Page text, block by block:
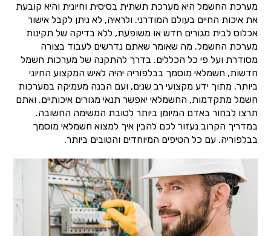
מערכת החשמל היא מערכת תשתית בסיסית וחיונית והיא קובעת
את איכות החיים בעולם המודרני. ולראיה, לא ניתן לקבל אישור
אכלוס לבית מגורים חדש או משופעת, ללא בדיקה של תקינות
מערכת החשמל. מה שאומר שאתם נדרשים לעבוד בצורה
מסודרת ועל פי כל הכללים. בדרך להתקנה של מערכות חשמל
חדשות, חשמלאי מוסמך בבלפוריה יהיה לאיש המקצוע החיוני
ביותר. מתוך ידע מקצועי רב שנים, ועם הבנה מעמיקה במערכות
חשמל מתקדמות, החשמלאי יאפשר תנאי מגורים איכותיים. ואתם
תרצו לבחור באדם המיומן ביותר לטובת המשימה החשובה.
במדריך הקרוב נעזור לכם להבין איך למצוא חשמלאי מוסמך
בבלפוריה. עם כל הטיפים המיוחדים והטובים ביותר.